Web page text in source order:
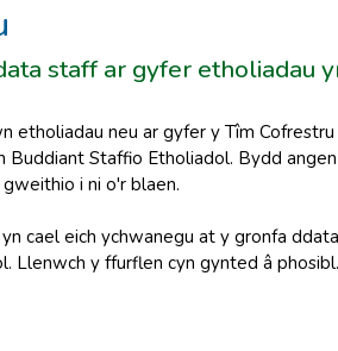
staff ar gyfer etholiadau
etholiadau neu ar gyfer y Tîm
Staffio Etholiadol. Bydd
i ni o'r blaen.
cael eich ychwanegu at y gronfa
Llenwch y ffurflen cyn gynted â phosibl.